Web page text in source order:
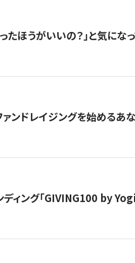
ったほうがいいの？」と気に
ァンドレイジングを始めるあ
ィング「GIVING100 by